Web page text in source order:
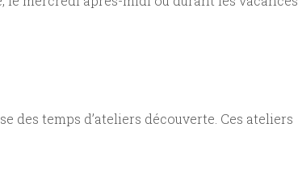
des temps d’ateliers découverte. Ces ateliers